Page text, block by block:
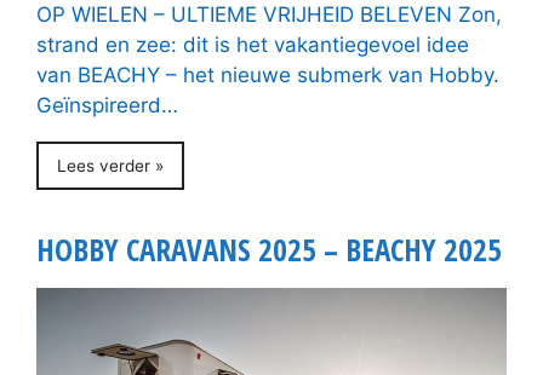
OP WIELEN – ULTIEME VRIJHEID BELEVEN Zon,
strand en zee: dit is het vakantiegevoel idee
van BEACHY – het nieuwe submerk van Hobby.
Geïnspireerd…
Lees verder »
HOBBY CARAVANS 2025 – BEACHY 2025